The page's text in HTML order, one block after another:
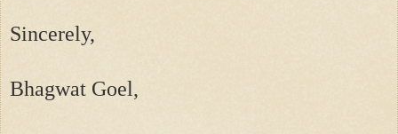
Sincerely,
Bhagwat Goel,